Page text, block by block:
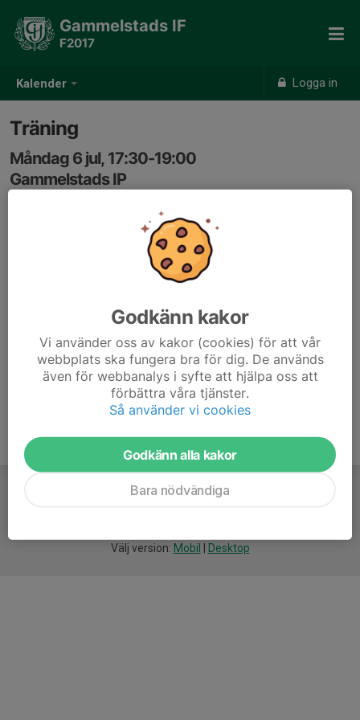
Kalender Logga in
Gammelstads IF
F2017
Träning
Måndag 6 jul, 17:30-19:00
Gammelstads IP
Välj version: Mobil Desktop
Godkänn kakor
Vi använder oss av kakor (cookies) för att vår
webbplats ska fungera bra för dig. De används
även för webbanalys i syfte att hjälpa oss att
förbättra våra tjänster.
Så använder vi cookies
Godkänn alla kakor
Bara nödvändiga